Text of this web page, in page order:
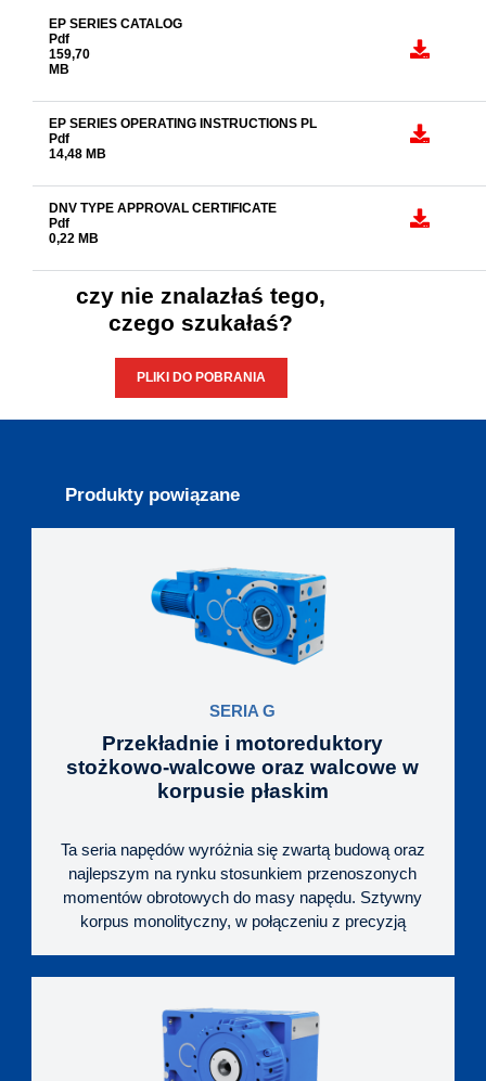
EP SERIES CATALOG
Pdf
159,70
MB
EP SERIES OPERATING INSTRUCTIONS PL
Pdf
14,48 MB
DNV TYPE APPROVAL CERTIFICATE
Pdf
0,22 MB
czy nie znalazłaś tego,
czego szukałaś?
PLIKI DO POBRANIA
Produkty powiązane
SERIA G
Przekładnie i motoreduktory
stożkowo-walcowe oraz walcowe w
korpusie płaskim
Ta seria napędów wyróżnia się zwartą budową oraz
najlepszym na rynku stosunkiem przenoszonych
momentów obrotowych do masy napędu. Sztywny
korpus monolityczny, w połączeniu z precyzją
Uniwersalne wykonanie korpusu do montażu
łapowego lub kołnierzowego, daje możliwość
łatwego montażu na maszynie oraz unifikacji